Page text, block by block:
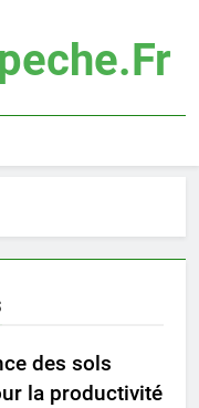
des sols
la productivité